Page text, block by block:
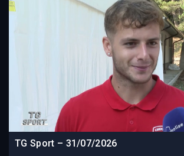
TG Sport – 31/07/2026